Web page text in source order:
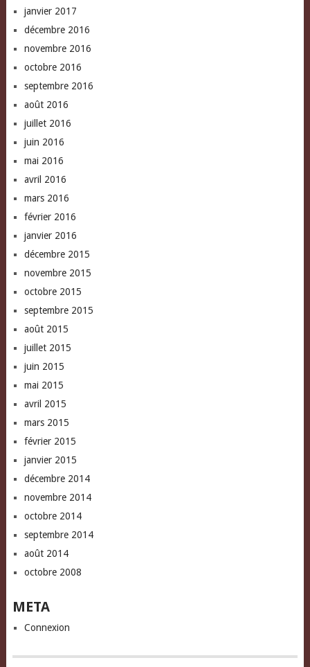
janvier 2017
décembre 2016
novembre 2016
octobre 2016
septembre 2016
août 2016
juillet 2016
juin 2016
mai 2016
avril 2016
mars 2016
février 2016
janvier 2016
décembre 2015
novembre 2015
octobre 2015
septembre 2015
août 2015
juillet 2015
juin 2015
mai 2015
avril 2015
mars 2015
février 2015
janvier 2015
décembre 2014
novembre 2014
octobre 2014
septembre 2014
août 2014
octobre 2008
META
Connexion